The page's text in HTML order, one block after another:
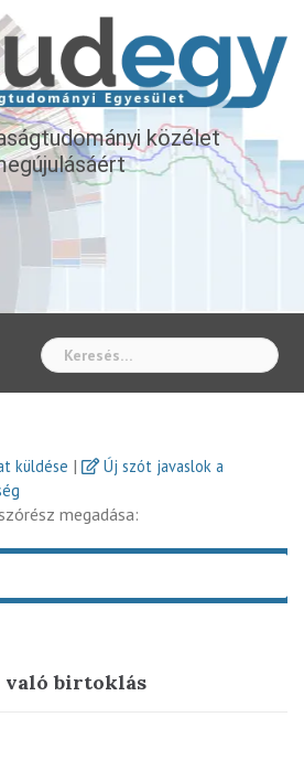
közélet
küldése |
Új szót javaslok a
megadása:
való birtoklás